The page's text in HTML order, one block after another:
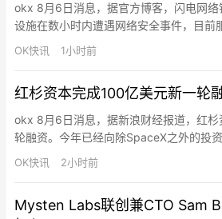
okx 8月6日消息，据官方博客，闪电网络
设施在数小时内遭遇网络安全事件，目前
得到控制，团队正进行全面系统审计，在
户资金未丢失且未面临风险。因LSP通道
发现闪电节点软件漏洞。团队正利用可信
OK快讯 1小时前
红杉资本完成100亿美元新一轮
okx 8月6日消息，据新浪财经报道，红
轮融资。今年已经向除SpaceX之外的投
OK快讯 2小时前
Mysten Labs联创兼CTO Sam